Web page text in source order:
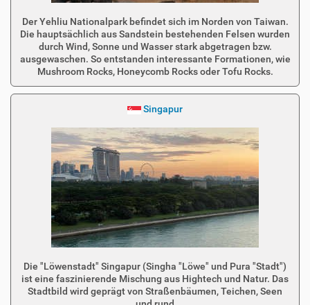
Der Yehliu Nationalpark befindet sich im Norden von Taiwan.
Die hauptsächlich aus Sandstein bestehenden Felsen wurden
durch Wind, Sonne und Wasser stark abgetragen bzw.
ausgewaschen. So entstanden interessante Formationen, wie
Mushroom Rocks, Honeycomb Rocks oder Tofu Rocks.
Singapur
Die "Löwenstadt" Singapur (Singha "Löwe" und Pura "Stadt")
ist eine faszinierende Mischung aus Hightech und Natur. Das
Stadtbild wird geprägt von Straßenbäumen, Teichen, Seen